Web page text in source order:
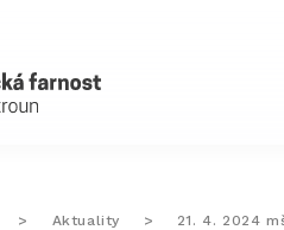
> Aktuality > 21. 4. 2024